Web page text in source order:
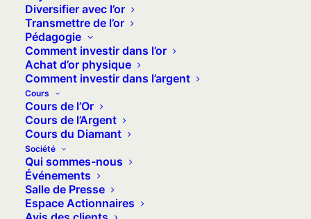
Diversifier avec l’or
Transmettre de l’or
Pédagogie
Comment investir dans l’or
Achat d’or physique
Comment investir dans l’argent
Cours
Cours de l’Or
Cours de l’Argent
Cours du Diamant
Société
Qui sommes-nous
Événements
Salle de Presse
Espace Actionnaires
30 mars 2023